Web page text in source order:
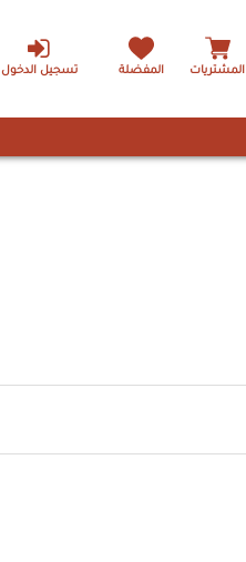
تسجيل الدخول المشتريات المفضلة